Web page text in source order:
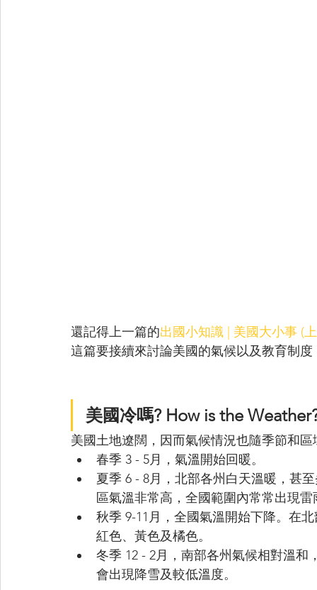
還記得上一篇的出國小知識 | 美國大小事 (
這篇要接續來討論美國的氣候以及教育制
美國冷嗎? How is the
美國土地遼闊，因而氣候情況也隨季節和
春季 3 - 5月，氣溫開始回暖。
夏季 6 - 8月，北部各州白天溫暖，甚
區氣溫非常高，全國範圍內常常出現
秋季 9-11月，全國氣溫開始下降。在
紅色、黃色及橘色。
冬季 12 - 2月，南部各州氣候相對溫
會出現降雪及較低溫度。